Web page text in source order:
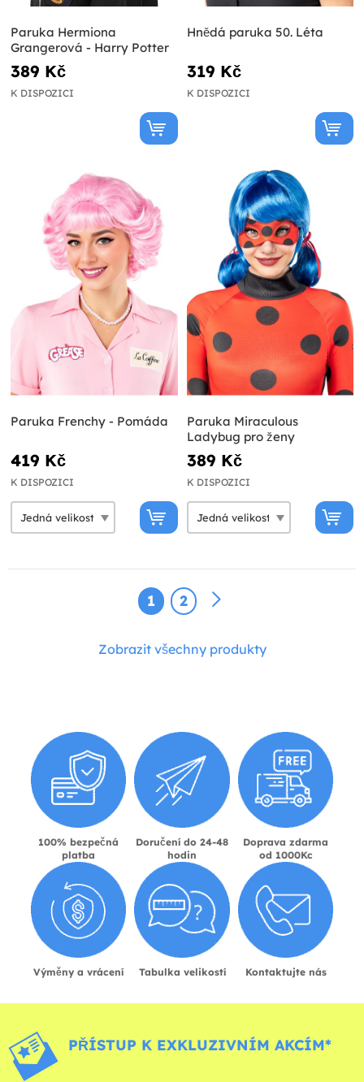
Paruka Hermiona
Grangerová - Harry Potter
389 Kč
K DISPOZICI
Hnědá paruka 50. Léta
319 Kč
K DISPOZICI
Paruka Frenchy - Pomáda
419 Kč
K DISPOZICI
Paruka Miraculous
Ladybug pro ženy
389 Kč
K DISPOZICI
1 2
Zobrazit všechny produkty
100% bezpečná
platba
Doručení do 24-48
hodin
Doprava zdarma
od 1000Kc
Výměny a vrácení Tabulka velikostí Kontaktujte nás
PŘÍSTUP K EXKLUZIVNÍM AKCÍM*